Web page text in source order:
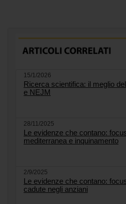
15/1/2026
Ricerca scientifica: il meglio
e NEJM
28/11/2025
Le evidenze che contano:
mediterranea e inquinamento
2/9/2025
Le evidenze che contano:
cadute negli anziani